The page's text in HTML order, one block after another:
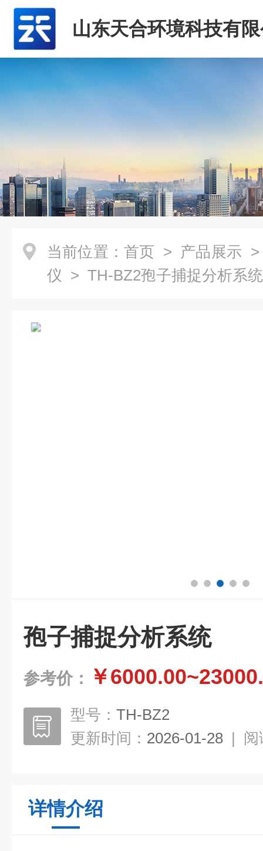
山东天合环境科技有
当前位置： 首页 > 产品展示
仪 > TH-BZ2孢子捕捉分析系统
孢子捕捉分析系统
参考价： ￥
型号： TH-BZ2
更新时间： 2026-01-28 | 阅
详情介绍